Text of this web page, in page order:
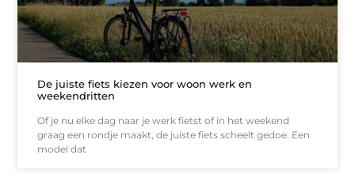
De juiste fiets kiezen voor woon werk en
weekendritten
Of je nu elke dag naar je werk fietst of in het weekend
graag een rondje maakt, de juiste fiets scheelt gedoe. Een
model dat